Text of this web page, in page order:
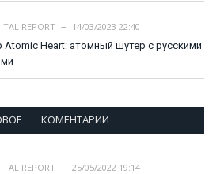
REPORT
14/03/2023 22:40
Atomic Heart: атомный шутер с русскими
КОМЕНТАРИИ
REPORT
25/05/2022 19:14